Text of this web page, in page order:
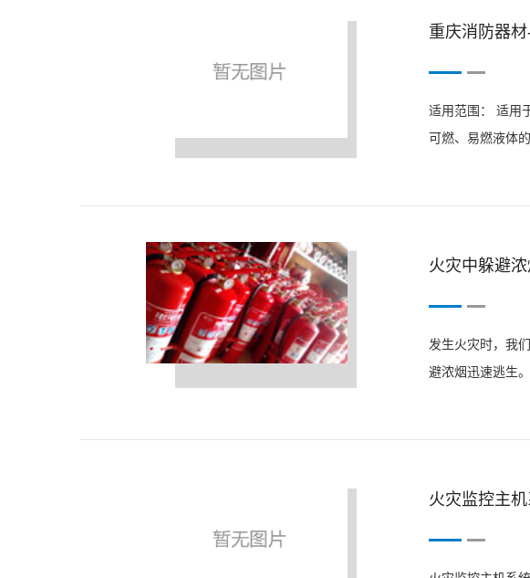
重庆消防器
适用范围： 适用
可燃、易燃液体
火灾中躲避
发生火灾时，我
避浓烟迅速逃生
火灾监控主机